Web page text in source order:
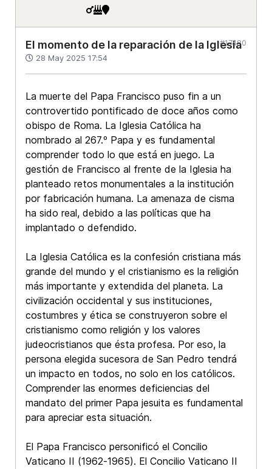
El momento de la reparación de la Iglesia
28 May 2025 17:54
#17480
La muerte del Papa Francisco puso fin a un
controvertido pontificado de doce años como
obispo de Roma. La Iglesia Católica ha
nombrado al 267.º Papa y es fundamental
comprender todo lo que está en juego. La
gestión de Francisco al frente de la Iglesia ha
planteado retos monumentales a la institución
por fabricación humana. La amenaza de cisma
ha sido real, debido a las políticas que ha
implantado o defendido.
La Iglesia Católica es la confesión cristiana más
grande del mundo y el cristianismo es la religión
más importante y extendida del planeta. La
civilización occidental y sus instituciones,
costumbres y ética se construyeron sobre el
cristianismo como religión y los valores
judeocristianos que ésta profesa. Por eso, la
persona elegida sucesora de San Pedro tendrá
un impacto en todos, no solo en los católicos.
Comprender las enormes deficiencias del
mandato del primer Papa jesuita es fundamental
para apreciar esta situación.
El Papa Francisco personificó el Concilio
Vaticano II (1962-1965). El Concilio Vaticano II